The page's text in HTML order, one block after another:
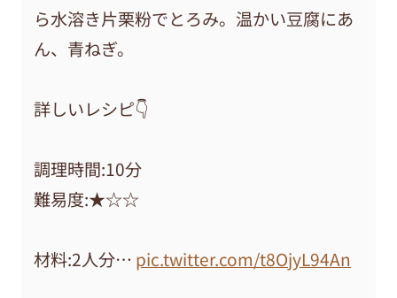
ら水溶き片栗粉でとろみ。温かい豆腐にあ
ん、青ねぎ。
詳しいレシピ👇
調理時間:10分
難易度:★☆☆
材料:2人分… pic.twitter.com/t8OjyL94An